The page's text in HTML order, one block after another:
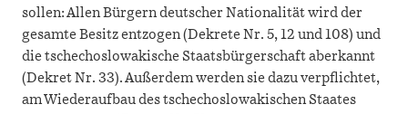
sollen: Allen Bürgern deutscher Nationalität wird der
gesamte Besitz entzogen (Dekrete Nr. 5, 12 und 108) und
die tschechoslowakische Staatsbürgerschaft aberkannt
(Dekret Nr. 33). Außerdem werden sie dazu verpflichtet,
am Wiederaufbau des tschechoslowakischen Staates